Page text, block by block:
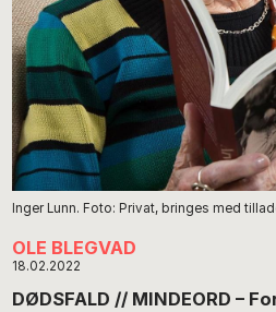
Inger Lunn. Foto: Privat, bringes med
OLE BLEGVAD
18.02.2022
DØDSFALD // MINDEORD –